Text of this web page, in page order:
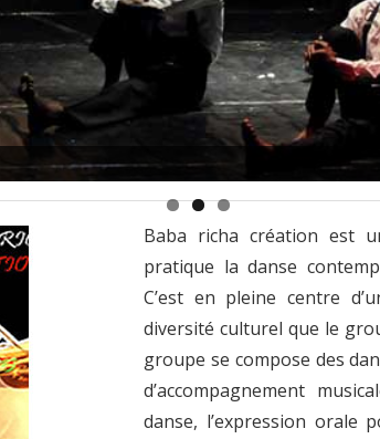
Baba richa création est
pratique la danse
C’est en pleine centre
diversité culturel que le
groupe se compose des
d’accompagnement
danse, l’expression orale